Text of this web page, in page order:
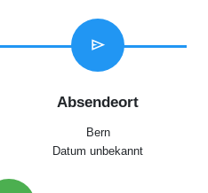
send
Absendeort
Bern
Datum unbekannt